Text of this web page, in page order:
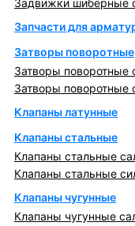
Задвижки шиберные
Запчасти для
Затворы поворотные
Затворы поворотные
Затворы поворотные
Клапаны латунные
Клапаны стальные
Клапаны стальные
Клапаны стальные
Клапаны чугунные
Клапаны чугунные